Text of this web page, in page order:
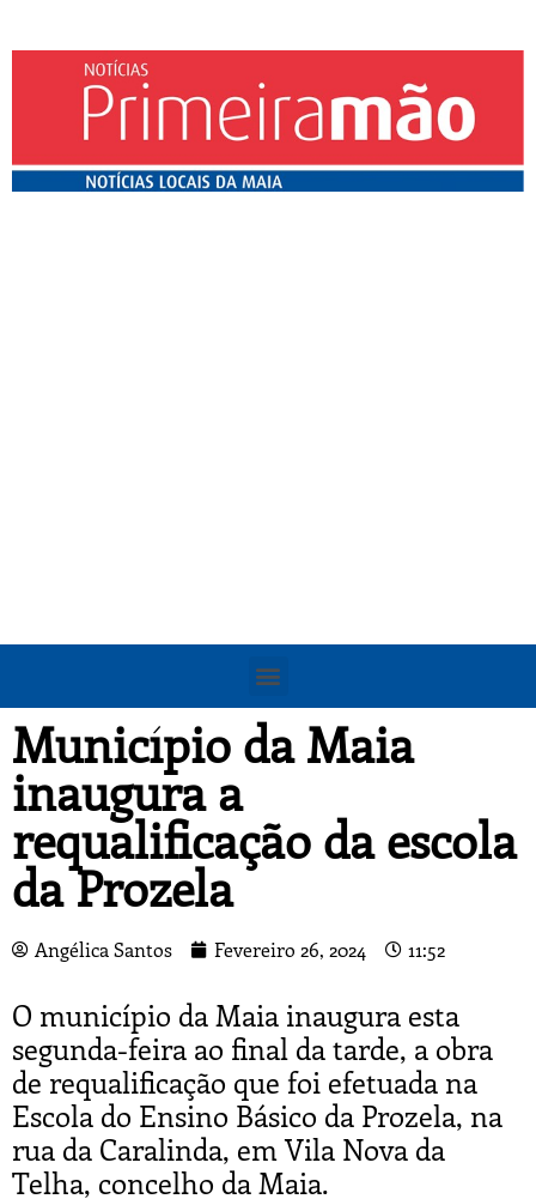
Município da Maia
inaugura a
requalificação da escola
da Prozela
Angélica Santos Fevereiro 26, 2024 11:52
O município da Maia inaugura esta
segunda-feira ao final da tarde, a obra
de requalificação que foi efetuada na
Escola do Ensino Básico da Prozela, na
rua da Caralinda, em Vila Nova da
Telha, concelho da Maia.